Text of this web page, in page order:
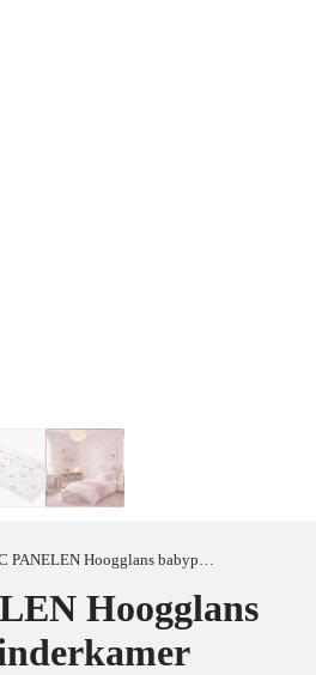
Hoogglans